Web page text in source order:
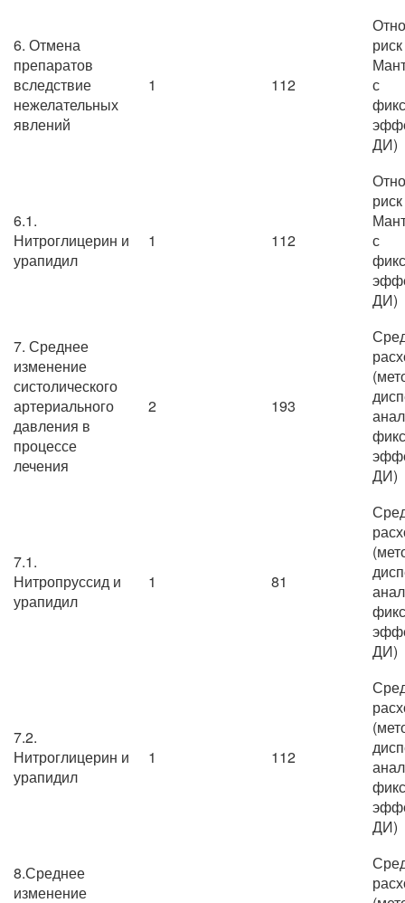
6. Отмена
препаратов
вследствие
нежелательных
явлений
1 112
с
ДИ)
6.1.
Нитроглицерин и
урапидил
1 112
с
ДИ)
7. Среднее
изменение
систолического
артериального
давления в
процессе
лечения
2 193
ДИ)
7.1.
Нитропруссид и
урапидил
1 81
ДИ)
7.2.
Нитроглицерин и
урапидил
1 112
ДИ)
8.Среднее
изменение